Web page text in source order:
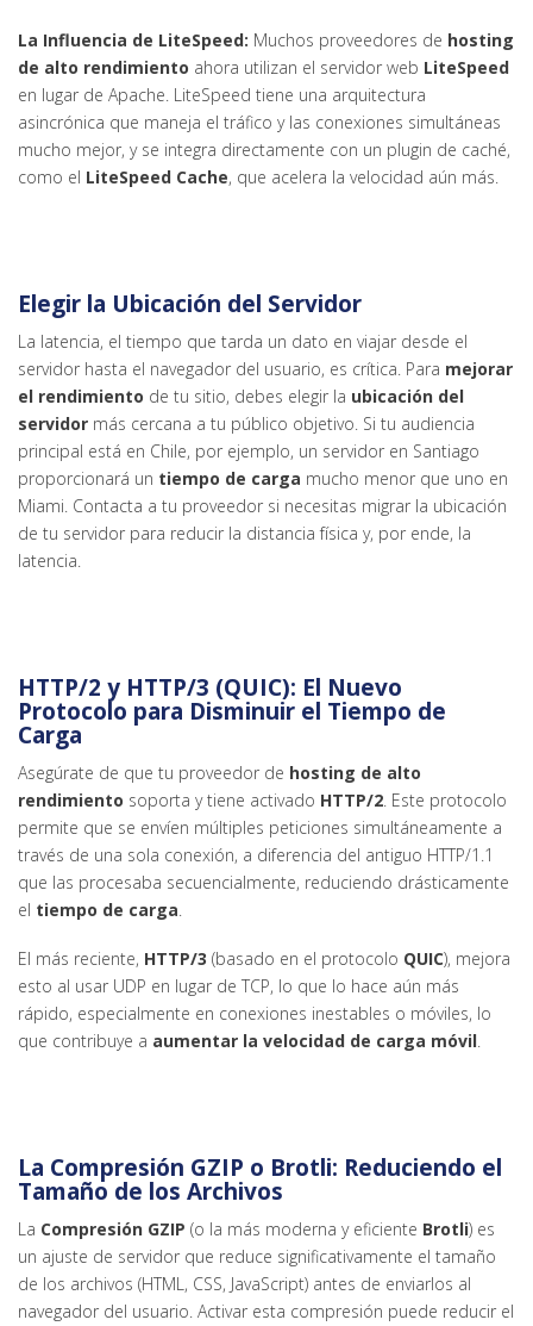
La Influencia de LiteSpeed: Muchos proveedores de hosting
de alto rendimiento ahora utilizan el servidor web LiteSpeed
en lugar de Apache. LiteSpeed tiene una arquitectura
asincrónica que maneja el tráfico y las conexiones simultáneas
mucho mejor, y se integra directamente con un plugin de caché,
como el LiteSpeed Cache, que acelera la velocidad aún más.
Elegir la Ubicación del Servidor
La latencia, el tiempo que tarda un dato en viajar desde el
servidor hasta el navegador del usuario, es crítica. Para mejorar
el rendimiento de tu sitio, debes elegir la ubicación del
servidor más cercana a tu público objetivo. Si tu audiencia
principal está en Chile, por ejemplo, un servidor en Santiago
proporcionará un tiempo de carga mucho menor que uno en
Miami. Contacta a tu proveedor si necesitas migrar la ubicación
de tu servidor para reducir la distancia física y, por ende, la
latencia.
HTTP/2 y HTTP/3 (QUIC): El Nuevo
Protocolo para Disminuir el Tiempo de
Carga
Asegúrate de que tu proveedor de hosting de alto
rendimiento soporta y tiene activado HTTP/2. Este protocolo
permite que se envíen múltiples peticiones simultáneamente a
través de una sola conexión, a diferencia del antiguo HTTP/1.1
que las procesaba secuencialmente, reduciendo drásticamente
el tiempo de carga.
El más reciente, HTTP/3 (basado en el protocolo QUIC), mejora
esto al usar UDP en lugar de TCP, lo que lo hace aún más
rápido, especialmente en conexiones inestables o móviles, lo
que contribuye a aumentar la velocidad de carga móvil.
La Compresión GZIP o Brotli: Reduciendo el
Tamaño de los Archivos
La Compresión GZIP (o la más moderna y eficiente Brotli) es
un ajuste de servidor que reduce significativamente el tamaño
de los archivos (HTML, CSS, JavaScript) antes de enviarlos al
navegador del usuario. Activar esta compresión puede reducir el